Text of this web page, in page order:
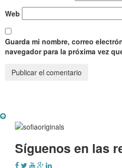
Web
Guarda mi nombre, correo
navegador para la próxima vez
Síguenos en las